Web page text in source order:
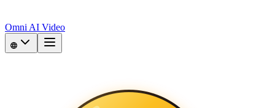
Omni AI Video